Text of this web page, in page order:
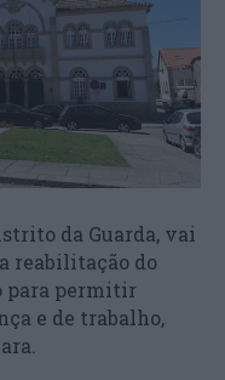
da Guarda, vai
reabilitação do
para permitir
e de trabalho,